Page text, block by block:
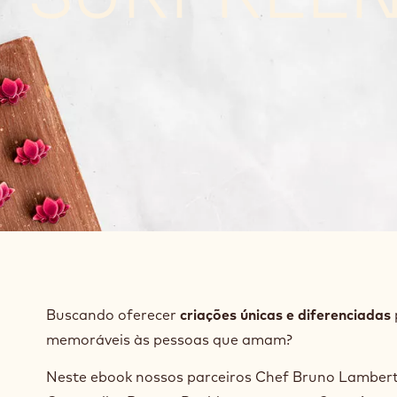
Buscando oferecer criações únicas e diferenciadas
memoráveis às pessoas que amam?
Neste ebook nossos parceiros Chef Bruno